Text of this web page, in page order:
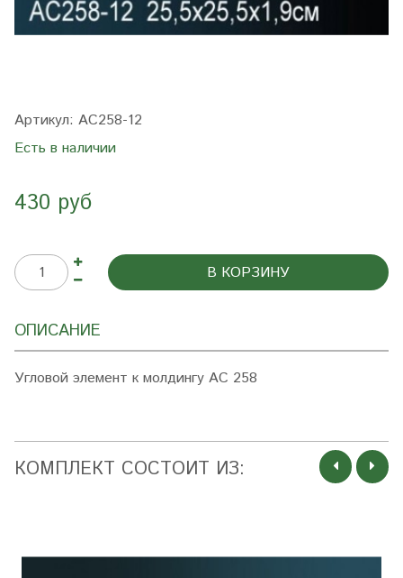
Артикул: AC258-12
Есть в наличии
430 руб
В КОРЗИНУ
ОПИСАНИЕ
Угловой элемент к молдингу AC 258
КОМПЛЕКТ СОСТОИТ ИЗ: